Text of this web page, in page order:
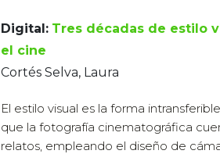
Digital: Tres décadas de estilo
el cine
Cortés Selva, Laura
El estilo visual es la forma
que la fotografía cinematográfica
relatos, empleando el diseño de